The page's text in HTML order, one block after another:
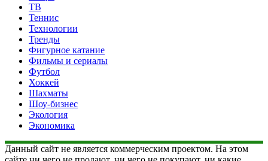
ТВ
Теннис
Технологии
Тренды
Фигурное катание
Фильмы и сериалы
Футбол
Хоккей
Шахматы
Шоу-бизнес
Экология
Экономика
Данный сайт не является коммерческим проектом. На этом